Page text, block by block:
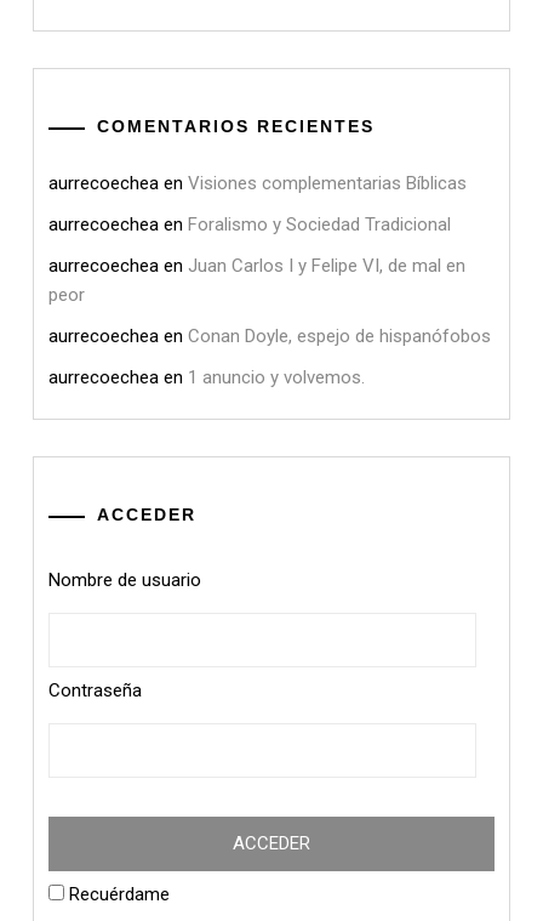
COMENTARIOS RECIENTES
aurrecoechea en Visiones complementarias Bíblicas
aurrecoechea en Foralismo y Sociedad Tradicional
aurrecoechea en Juan Carlos I y Felipe VI, de mal en
peor
aurrecoechea en Conan Doyle, espejo de hispanófobos
aurrecoechea en 1 anuncio y volvemos.
ACCEDER
Nombre de usuario
Contraseña
Recuérdame